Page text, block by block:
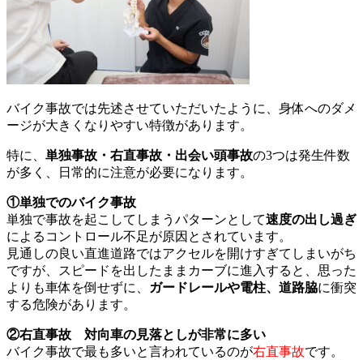
バイク事故では先述させていただいたように、身体へのダメ
ージが大きくなりやすい特徴があります。
特に、 単独事故・右直事故・出会い頭事故の3つは発生件数
が多く、日常的に注意が必要になります。
①単独でのバイク事故
単独で事故を起こしてしまうパターンとして速度の出し過ぎ
によるコントロール不足が原因とされています。
見通しの良い直進道路ではアクセルを開けすぎてしまいがち
ですが、スピードを出したままカーブに進入すると、思った
よりも車体を倒せずに、 ガードレールや電柱、道路脇に衝突
する危険があります。
②右直事故 対向車の見落としが非常に多い
バイク事故で最も多いと言われているのが右直事故です。